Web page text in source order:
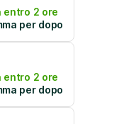
entro 2 ore
per dopo
entro 2 ore
per dopo